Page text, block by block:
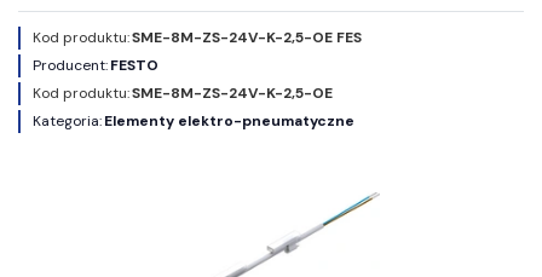
Kod produktu:SME-8M-ZS-24V-K-2,5-OE FES
Producent:FESTO
Kod produktu:SME-8M-ZS-24V-K-2,5-OE
Kategoria:Elementy elektro-pneumatyczne